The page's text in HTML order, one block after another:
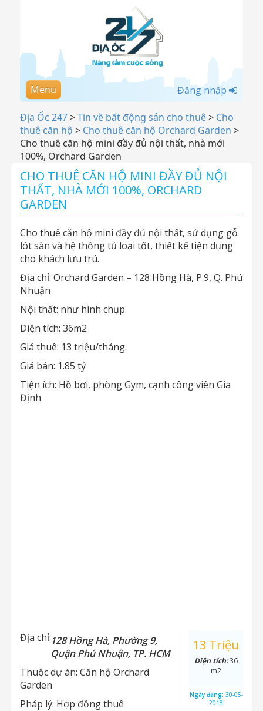
Menu Đăng nhập
Địa Ốc 247>Tin về bất động sản cho thuê> Cho
thuê căn hộ > Cho thuê căn hộ Orchard Garden >
Cho thuê căn hộ mini đầy đủ nội thất, nhà mới
100%, Orchard Garden
CHO THUÊ CĂN HỘ MINI ĐẦY ĐỦ NỘI
THẤT, NHÀ MỚI 100%, ORCHARD
GARDEN
Cho thuê căn hộ mini đầy đủ nội thất, sử dụng gỗ
lót sàn và hệ thống tủ loại tốt, thiết kế tiện dụng
cho khách lưu trú.
Địa chỉ: Orchard Garden – 128 Hồng Hà, P.9, Q. Phú
Nhuận
Nội thất: như hình chụp
Diện tích: 36m2
Giá thuê: 13 triệu/tháng.
Giá bán: 1.85 tỷ
Tiện ích: Hồ bơi, phòng Gym, cạnh công viên Gia
Định
Địa chỉ:128 Hồng Hà, Phường 9,
Quận Phú Nhuận, TP. HCM
Thuộc dự án: Căn hộ Orchard
Garden
Pháp lý: Hợp đồng thuê
13 Triệu
Diện tích:36
m2
Ngày đăng: 30-05-
2018